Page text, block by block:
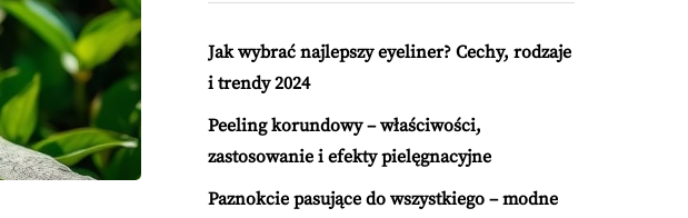
Jak wybrać najlepszy eyeliner? Cechy, rodzaje
i trendy 2024
Peeling korundowy – właściwości,
zastosowanie i efekty pielęgnacyjne
Paznokcie pasujące do wszystkiego – modne